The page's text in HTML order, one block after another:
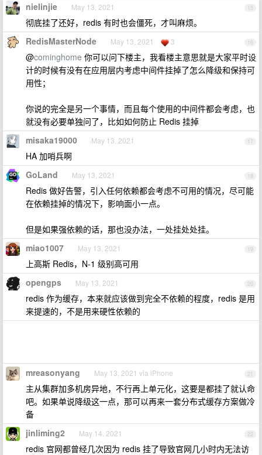
15
nielinjie May 13, 2021
彻底挂了还好，redis 有时也会僵死，才叫麻烦。
16
RedisMasterNode May 13, 2021 3
@cominghome 你可以问下楼主，我看楼主意思就是大家平时设
计的时候有没有在应用层内考虑中间件挂掉了怎么降级和保持可
用性；
你说的完全是另一个事情，而且每个使用的中间件都会考虑，也
就没有必要单独问了，比如如何防止 Redis 挂掉
17
misaka19000 May 13, 2021
HA 加哨兵啊
18
GoLand May 13, 2021
Redis 做好告警，引入任何依赖都会考虑不可用的情况，尽可能
在依赖挂掉的情况下，影响面小一点。
但是如果强依赖的话，那也没办法，一处挂处处挂。
19
miao1007 May 13, 2021
上高斯 Redis，N-1 级别高可用
20
opengps May 13, 2021
redis 作为缓存，本来就应该做到完全不依赖的程度，redis 是用
来提速的，不是用来硬性依赖的
21
mreasonyang May 13, 2021 via iPhone
主从集群加多机房异地，不行再上单元化，这要是都挂了就认命
吧。如果单说降级这一点，那可以再来一套分布式缓存方案做冷
备
22
jinliming2 May 14, 2021
redis 官网都曾经几次因为 redis 挂了导致官网几小时内无法访